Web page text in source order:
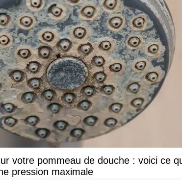
votre pommeau de douche : voici ce
pression maximale